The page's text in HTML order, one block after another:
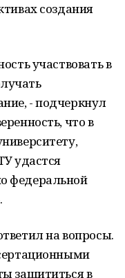
создания
участвовать в
- подчеркнул
что в
удастся
федеральной
на вопросы.
защититься в